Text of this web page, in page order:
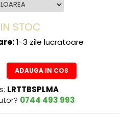
IN STOC
1-3 zile lucratoare
ADAUGA IN COS
LRTTBSPLMA
0744 493 993